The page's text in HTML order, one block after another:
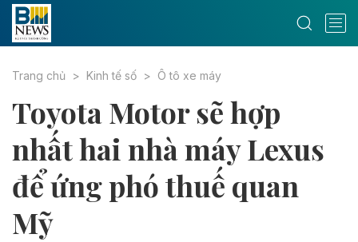
Trang chủ Kinh tế số Ô tô xe máy
Toyota Motor sẽ hợp
nhất hai nhà máy Lexus
để ứng phó thuế quan
Mỹ